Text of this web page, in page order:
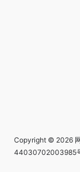
Copyright © 2026
44030702003985